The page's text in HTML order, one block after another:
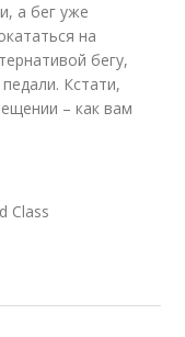
а бег уже
на
бегу,
Кстати,
– как вам
Class